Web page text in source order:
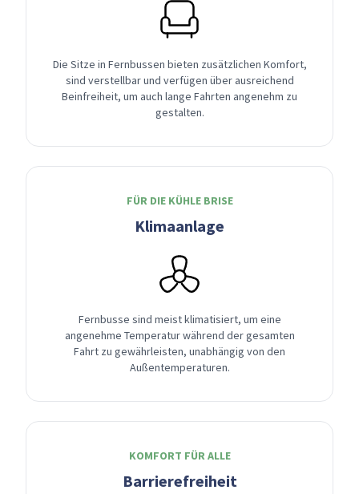
Die Sitze in Fernbussen bieten zusätzlichen Komfort,
sind verstellbar und verfügen über ausreichend
Beinfreiheit, um auch lange Fahrten angenehm zu
gestalten.
FÜR DIE KÜHLE BRISE
Klimaanlage
Fernbusse sind meist klimatisiert, um eine
angenehme Temperatur während der gesamten
Fahrt zu gewährleisten, unabhängig von den
Außentemperaturen.
KOMFORT FÜR ALLE
Barrierefreiheit